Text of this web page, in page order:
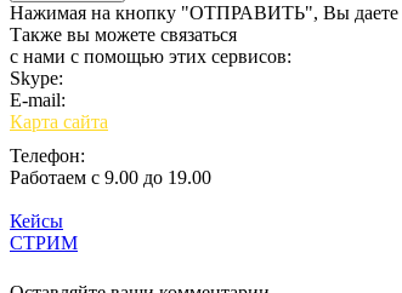
Нажимая на кнопку "ОТПРАВИТЬ", Вы даете
Также вы можете связаться
с нами с помощью этих сервисов:
Skype:
E-mail:
Карта сайта
Телефон:
Работаем с 9.00 до 19.00
Кейсы
СТРИМ